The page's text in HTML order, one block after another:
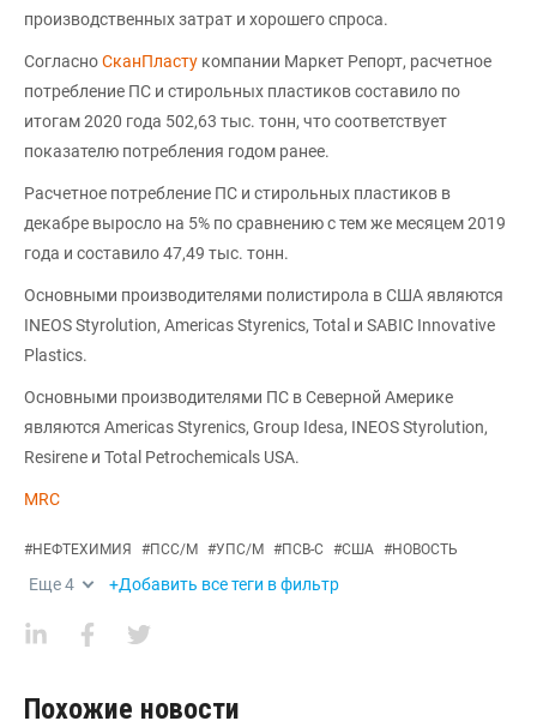
производственных затрат и хорошего спроса.
СогласноСканПласту компании Маркет Репорт, расчетное
потребление ПС и стирольных пластиков составило по
итогам 2020 года 502,63 тыс. тонн, что соответствует
показателю потребления годом ранее.
Расчетное потребление ПС и стирольных пластиков в
декабре выросло на 5% по сравнению с тем же месяцем 2019
года и составило 47,49 тыс. тонн.
Основными производителями полистирола в США являются
INEOS Styrolution, Americas Styrenics, Total и SABIC Innovative
Plastics.
Основными производителями ПС в Северной Америке
являются Americas Styrenics, Group Idesa, INEOS Styrolution,
Resirene и Total Petrochemicals USA.
MRC
#НЕФТЕХИМИЯ #ПСС/М #УПС/М #ПСВ-С #США #НОВОСТЬ
Еще4 +Добавить все теги в фильтр
Похожие новости